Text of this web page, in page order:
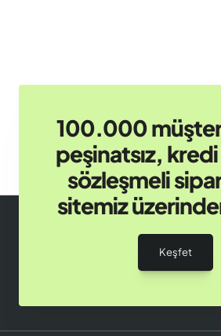
100.000
peşinatsız,
sözleşmeli
sitemiz
Keşfet